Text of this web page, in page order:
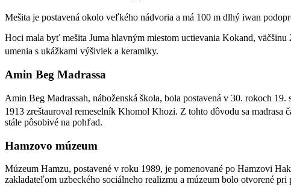
Mešita je postavená okolo veľkého nádvoria a má 100 m dlhý iwan
Hoci mala byť mešita Juma hlavným miestom uctievania Kokand,
umenia s ukážkami výšiviek a keramiky.
Amin Beg Madrassa
Amin Beg Madrassah, náboženská škola, bola postavená v 30. rokoch
1913 zreštauroval remeselník Khomol Khozi. Z tohto dôvodu sa madrasa
stále pôsobivé na pohľad.
Hamzovo múzeum
Múzeum Hamzu, postavené v roku 1989, je pomenované po Hamzovi
zakladateľom uzbeckého sociálneho realizmu a múzeum bolo otvorené pri